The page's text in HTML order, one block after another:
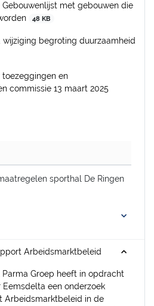
Gebouwenlijst met gebouwen die
48 KB
wijziging begroting duurzaamheid
toezeggingen en
commissie 13 maart 2025
sporthal De Ringen
Arbeidsmarktbeleid
Groep heeft in opdracht
Eemsdelta een onderzoek
Arbeidsmarktbeleid in de